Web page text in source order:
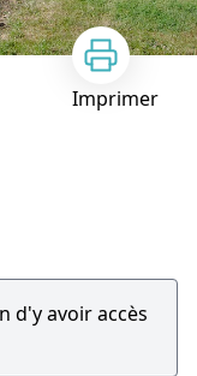
Imprimer
d'y avoir accès